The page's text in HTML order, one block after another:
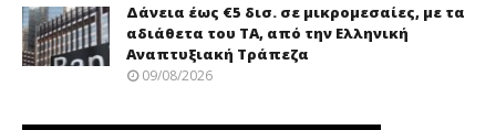
Δάνεια έως €5 δισ. σε μικρομεσαίες, με τα
αδιάθετα του ΤΑ, από την Ελληνική
Αναπτυξιακή Τράπεζα
09/08/2026